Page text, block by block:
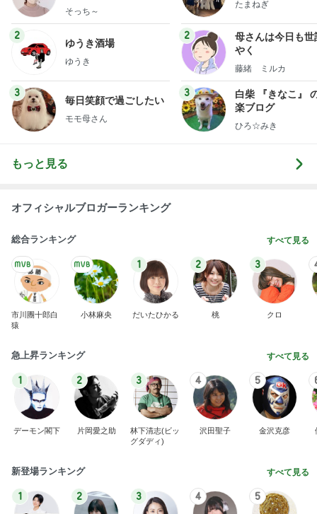
献立
そっち～
2
ゆうき酒場
ゆうき
3
毎日笑顔で過ごしたい
モモ母さん
たまねぎ
2
母さんは今日も世
やく
藤緒 ミルカ
3
白柴 『きなこ』
楽ブログ
ひろ☆みき
もっと見る
オフィシャルブロガーランキング
総合ランキング すべて見る
市川團十郎白
猿
小林麻央
1
だいたひかる
2
桃
3
クロ
急上昇ランキング すべて見る
1
デーモン閣下
2
片岡愛之助
3
林下清志(ビッ
グダディ)
4
沢田聖子
5
金沢克彦
新登場ランキング すべて見る
1 2 3 4 5